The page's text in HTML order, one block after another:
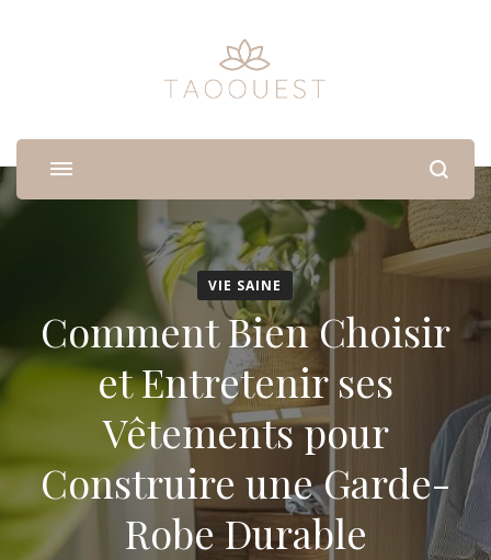
Taoouest
Médecine douce pour vous aligner avec votre corps
VIE SAINE
Comment Bien Choisir
et Entretenir ses
Vêtements pour
Construire une Garde-
Robe Durable